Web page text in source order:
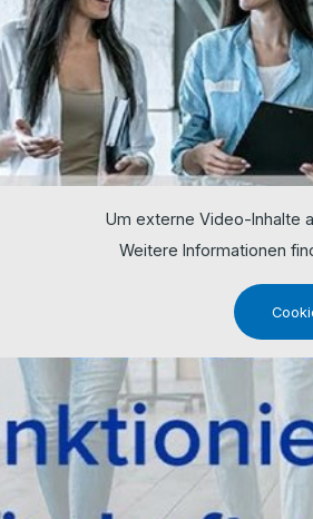
Um externe Video-Inhalte
Weitere Informationen